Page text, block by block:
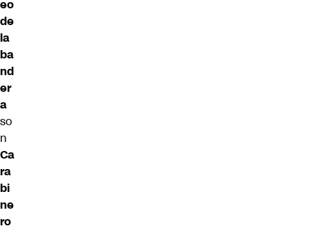
eo
de
la
ba
nd
er
a
so
n
Ca
ra
bi
ne
ro